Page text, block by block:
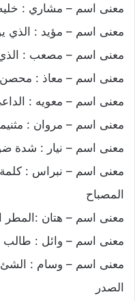
معنى اسم – مشاري :
معنى اسم – مؤيد : الذي
معنى اسم – مصعب : الذي
معنى اسم – معاذ : محصن
معنى اسم – معويه :
معنى اسم – مروان :
معنى اسم – نيار : شدة
معنى اسم – نبراس : كلمة
المصباح
معنى اسم – هتان :المطر
معنى اسم – وائل : طالب
معنى اسم – وسام :
الصدر